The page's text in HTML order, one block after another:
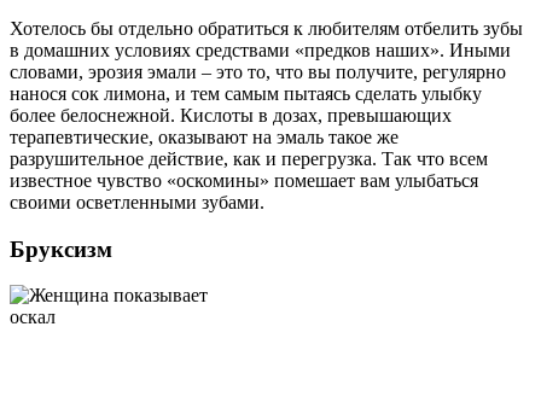
Хотелось бы отдельно обратиться к любителям отбелить зубы
в домашних условиях средствами «предков наших». Иными
словами, эрозия эмали – это то, что вы получите, регулярно
нанося сок лимона, и тем самым пытаясь сделать улыбку
более белоснежной. Кислоты в дозах, превышающих
терапевтические, оказывают на эмаль такое же
разрушительное действие, как и перегрузка. Так что всем
известное чувство «оскомины» помешает вам улыбаться
своими осветленными зубами.
Бруксизм